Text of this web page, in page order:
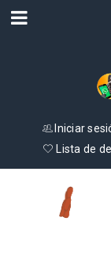
Iniciar
Lista de